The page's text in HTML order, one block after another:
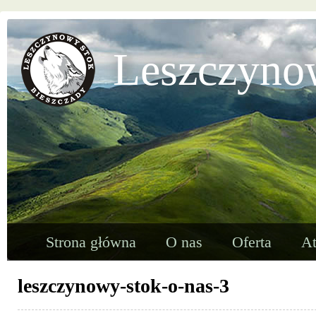
Strona główna O nas Oferta
leszczynowy-stok-o-nas-3